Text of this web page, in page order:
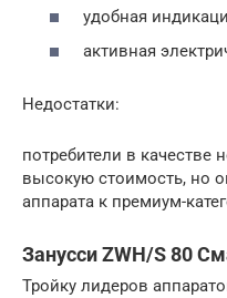
удобная
активная
Недостатки:
потребители в качестве
высокую стоимость, но
аппарата к премиум-
Занусси ZWH/S 80
Тройку лидеров